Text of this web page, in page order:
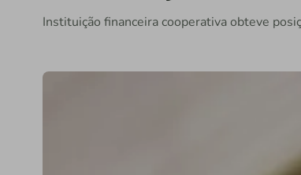
Instituição financeira cooperativa obteve